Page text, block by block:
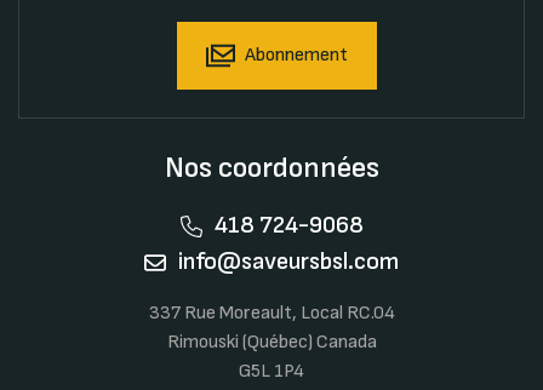
Abonnement
Nos coordonnées
418 724-9068
info@saveursbsl.com
337 Rue Moreault, Local RC.04
Rimouski (Québec) Canada
G5L 1P4